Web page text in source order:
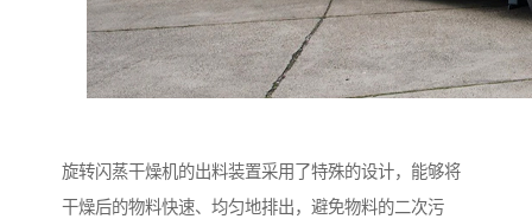
旋转闪蒸干燥机的出料装置采用了特殊的设计，能够将
干燥后的物料快速、均匀地排出，避免物料的二次污